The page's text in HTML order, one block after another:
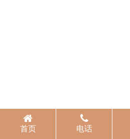
首页 电话